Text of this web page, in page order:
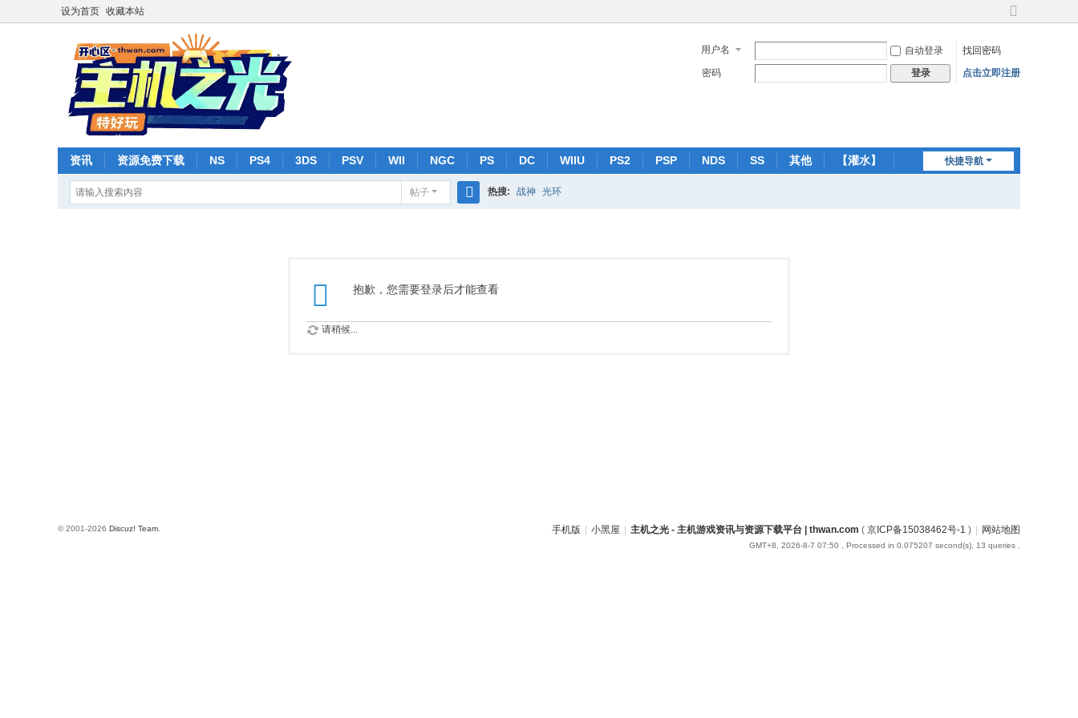
设为首页 收藏本站
切
宽
用户名 自动登录
找回密码
密码
登录 点击立即注册
快捷导航
资讯 资源免费下载 NS PS4 3DS PSV WII NGC PS DC WIIU PS2 PSP NDS SS 其他 【灌水】
帖子 热搜: 战神 光环
抱歉，您需要登录后才能查看
请稍候...
手机版 小黑屋 主机之光 - 主机游戏资讯与资源下载平台 | thwan.com ( 京ICP备15038462号-1 ) 网站地图
GMT+8, 2026-8-7 07:50 , Processed in 0.075207 second(s), 13 queries .
© 2001-2026 Discuz! Team